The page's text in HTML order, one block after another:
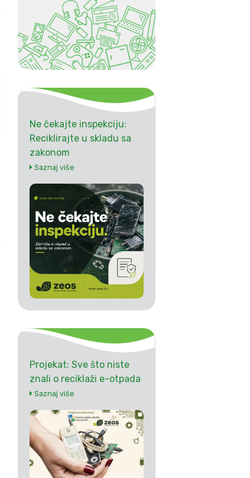
Ne čekajte inspekciju:
Reciklirajte u skladu sa
zakonom
Saznaj više
Projekat: Sve što niste
znali o reciklaži e-otpada
Saznaj više